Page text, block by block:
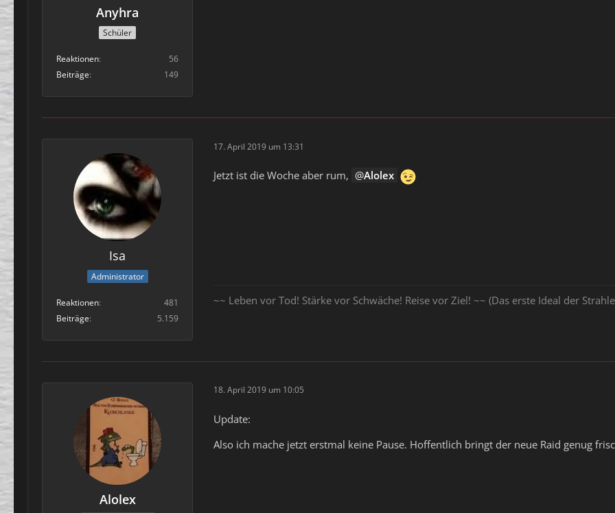
Anyhra
Schüler
Reaktionen
56
Beiträge
149
Isa
Administrator
Reaktionen
481
Beiträge
5.159
17. April 2019 um 13:31
Jetzt ist die Woche aber rum, Alolex
~~ Leben vor Tod! Stärke vor Schwäche! Reise vor Ziel! ~~ (Das erste Ideal der
Alolex
18. April 2019 um 10:05
Update:
Also ich mache jetzt erstmal keine Pause. Hoffentlich bringt der neue Raid genug